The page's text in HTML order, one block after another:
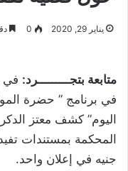
يناير 29, 2020 0
متابعة بتجـــــــــرد: في
في برنامج ” حضرة
اليوم” كشف معتز
جنيه في إعلان واحد.